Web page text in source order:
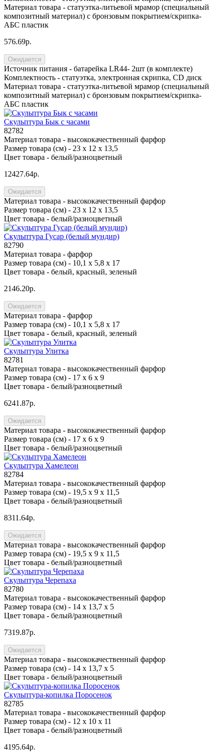
Материал товара - статуэтка-литьевой мрамор (специальный
композитный материал) с бронзовым покрытием/скрипка-
АБС пластик
576.69р.
Ожидается
Источник питания - батарейка LR44- 2шт (в комплекте)
Комплектность - статуэтка, электронная скрипка, CD диск
Материал товара - статуэтка-литьевой мрамор (специальный
композитный материал) с бронзовым покрытием/скрипка-
АБС пластик
Скульптура Бык с часами
82782
Материал товара - высококачественный фарфор
Размер товара (см) - 23 х 12 х 13,5
Цвет товара - белый/разноцветный
12427.64р.
Ожидается
Материал товара - высококачественный фарфор
Размер товара (см) - 23 х 12 х 13,5
Цвет товара - белый/разноцветный
Скульптура Гусар (белый мундир)
82790
Материал товара - фарфор
Размер товара (см) - 10,1 х 5,8 х 17
Цвет товара - белый, красный, зеленый
2146.20р.
Ожидается
Материал товара - фарфор
Размер товара (см) - 10,1 х 5,8 х 17
Цвет товара - белый, красный, зеленый
Скульптура Улитка
82781
Материал товара - высококачественный фарфор
Размер товара (см) - 17 х 6 х 9
Цвет товара - белый/разноцветный
6241.87р.
Ожидается
Материал товара - высококачественный фарфор
Размер товара (см) - 17 х 6 х 9
Цвет товара - белый/разноцветный
Скульптура Хамелеон
82784
Материал товара - высококачественный фарфор
Размер товара (см) - 19,5 х 9 х 11,5
Цвет товара - белый/разноцветный
8311.64р.
Ожидается
Материал товара - высококачественный фарфор
Размер товара (см) - 19,5 х 9 х 11,5
Цвет товара - белый/разноцветный
Скульптура Черепаха
82780
Материал товара - высококачественный фарфор
Размер товара (см) - 14 х 13,7 х 5
Цвет товара - белый/разноцветный
7319.87р.
Ожидается
Материал товара - высококачественный фарфор
Размер товара (см) - 14 х 13,7 х 5
Цвет товара - белый/разноцветный
Скульптура-копилка Поросенок
82785
Материал товара - высококачественный фарфор
Размер товара (см) - 12 х 10 х 11
Цвет товара - белый/разноцветный
4195.64р.